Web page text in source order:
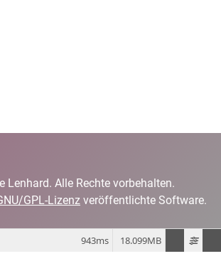
Alle Rechte vorbehalten.
GPL-Lizenz veröffentlichte Software.
18.099MB
943ms